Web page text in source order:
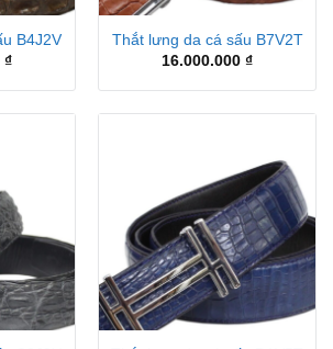
B4J2V
₫
Thắt lưng da cá sấu B7V2T
16.000.000 ₫